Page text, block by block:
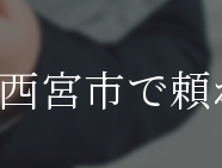
宮市で